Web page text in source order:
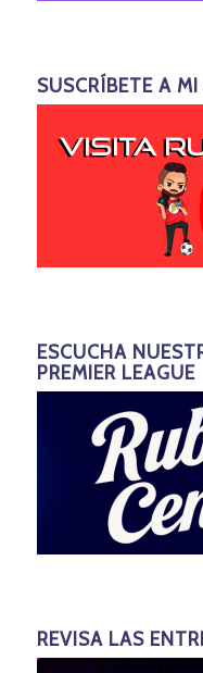
SUSCRÍBETE A
ESCUCHA
PREMIER LEAGUE
REVISA LAS